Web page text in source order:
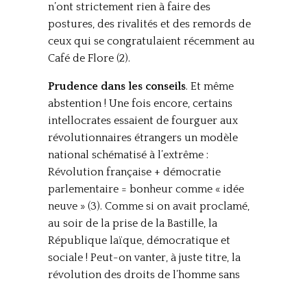
n’ont strictement rien à faire des
postures, des rivalités et des remords de
ceux qui se congratulaient récemment au
Café de Flore (2).
Prudence dans les conseils. Et même
abstention ! Une fois encore, certains
intellocrates essaient de fourguer aux
révolutionnaires étrangers un modèle
national schématisé à l’extrême :
Révolution française + démocratie
parlementaire = bonheur comme « idée
neuve » (3). Comme si on avait proclamé,
au soir de la prise de la Bastille, la
République laïque, démocratique et
sociale ! Peut-on vanter, à juste titre, la
révolution des droits de l’homme sans